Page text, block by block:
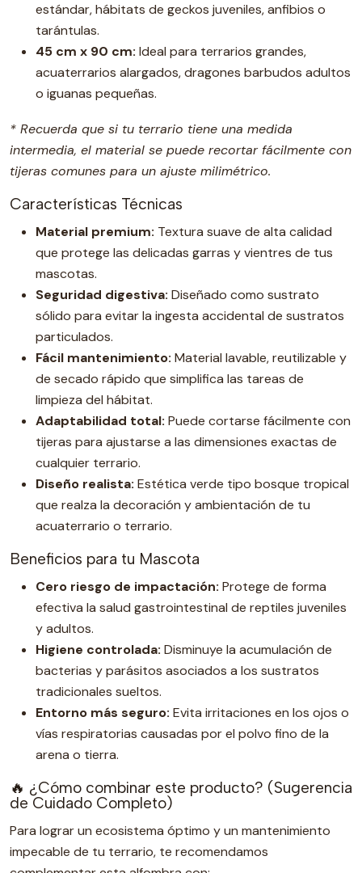
estándar, hábitats de geckos juveniles, anfibios o
tarántulas.
45 cm x 90 cm: Ideal para terrarios grandes,
acuaterrarios alargados, dragones barbudos adultos
o iguanas pequeñas.
* Recuerda que si tu terrario tiene una medida
intermedia, el material se puede recortar fácilmente con
tijeras comunes para un ajuste milimétrico.
Características Técnicas
Material premium: Textura suave de alta calidad
que protege las delicadas garras y vientres de tus
mascotas.
Seguridad digestiva: Diseñado como sustrato
sólido para evitar la ingesta accidental de sustratos
particulados.
Fácil mantenimiento: Material lavable, reutilizable y
de secado rápido que simplifica las tareas de
limpieza del hábitat.
Adaptabilidad total: Puede cortarse fácilmente con
tijeras para ajustarse a las dimensiones exactas de
cualquier terrario.
Diseño realista: Estética verde tipo bosque tropical
que realza la decoración y ambientación de tu
acuaterrario o terrario.
Beneficios para tu Mascota
Cero riesgo de impactación: Protege de forma
efectiva la salud gastrointestinal de reptiles juveniles
y adultos.
Higiene controlada: Disminuye la acumulación de
bacterias y parásitos asociados a los sustratos
tradicionales sueltos.
Entorno más seguro: Evita irritaciones en los ojos o
vías respiratorias causadas por el polvo fino de la
arena o tierra.
🔥 ¿Cómo combinar este producto? (Sugerencia
de Cuidado Completo)
Para lograr un ecosistema óptimo y un mantenimiento
impecable de tu terrario, te recomendamos